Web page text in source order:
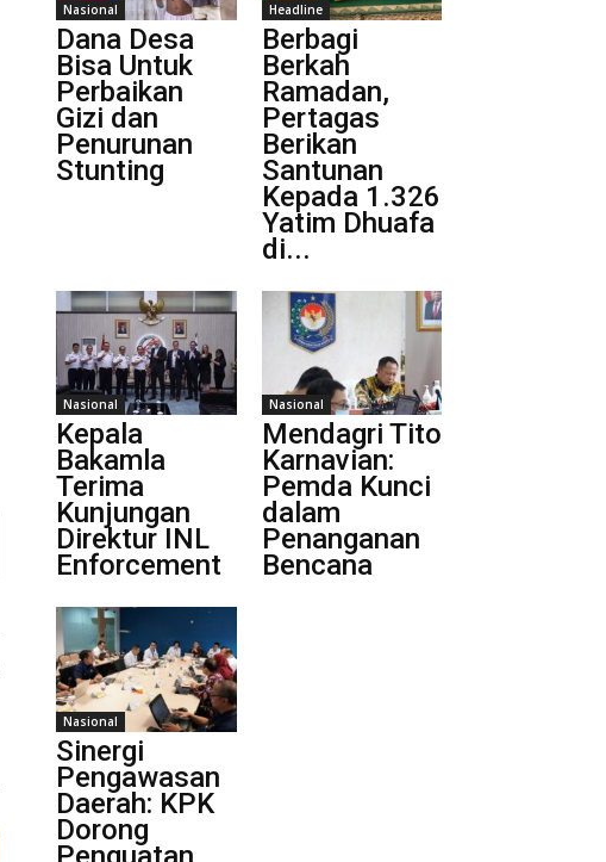
Nasional
Dana Desa
Bisa Untuk
Perbaikan
Gizi dan
Penurunan
Stunting
Headline
Berbagi
Berkah
Ramadan,
Pertagas
Berikan
Santunan
Kepada 1.326
Yatim Dhuafa
di...
Nasional
Kepala
Bakamla
Terima
Kunjungan
Direktur INL
Enforcement
Nasional
Mendagri Tito
Karnavian:
Pemda Kunci
dalam
Penanganan
Bencana
Nasional
Sinergi
Pengawasan
Daerah: KPK
Dorong